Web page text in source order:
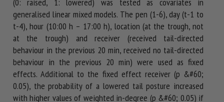
generalised linear mixed models. The pen (1-6), day (t-1 to
t-4), hour (10:00 h – 17:00 h), location (at the trough, not
at the trough) and receiver (received tail-directed
behaviour in the previous 20 min, received no tail-directed
behaviour in the previous 20 min) were used as fixed
effects. Additional to the fixed effect receiver (p &#60;
0.05), the probability of a lowered tail posture increased
with higher values of weighted in-degree (p &#60; 0.05) if